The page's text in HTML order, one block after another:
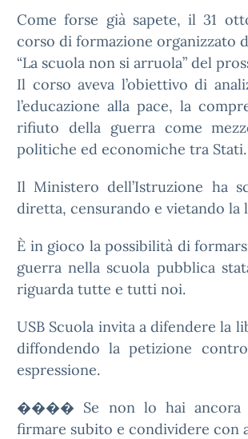
Come forse già sapete, il 31
corso di formazione organizzato
“La scuola non si arruola” del
Il corso aveva l’obiettivo di
l’educazione alla pace, la
rifiuto della guerra come
politiche ed economiche tra Stati.
Il Ministero dell’Istruzione ha
diretta, censurando e vietando
È in gioco la possibilità di
guerra nella scuola pubblica
riguarda tutte e tutti noi.
USB Scuola invita a difendere la
diffondendo la petizione
espressione.
���� Se non lo hai ancora
firmare subito e condividere con